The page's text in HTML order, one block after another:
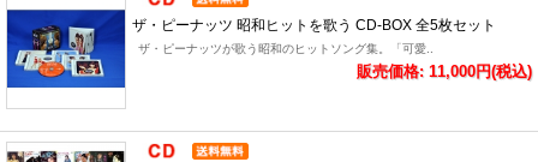
ザ・ピーナッツ 昭和ヒットを歌う CD-BOX 全5枚セット
ザ・ピーナッツが歌う昭和のヒットソング集。「可愛..
販売価格: 11,000円(税込)